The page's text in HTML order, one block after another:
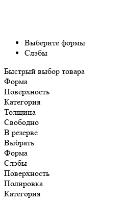
Выберите формы
Слэбы
Быстрый выбор товара
Форма
Поверхность
Категория
Толщина
Свободно
В резерве
Выбрать
Форма
Слэбы
Поверхность
Полировка
Категория